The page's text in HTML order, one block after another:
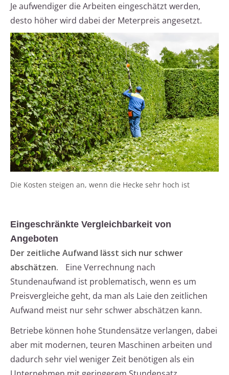
Je aufwendiger die Arbeiten eingeschätzt werden,
desto höher wird dabei der Meterpreis angesetzt.
Die Kosten steigen an, wenn die Hecke sehr hoch ist
Eingeschränkte Vergleichbarkeit von
Angeboten
Der zeitliche Aufwand lässt sich nur schwer
abschätzen.
Eine Verrechnung nach
Stundenaufwand ist problematisch, wenn es um
Preisvergleiche geht, da man als Laie den zeitlichen
Aufwand meist nur sehr schwer abschätzen kann.
Betriebe können hohe Stundensätze verlangen, dabei
aber mit modernen, teuren Maschinen arbeiten und
dadurch sehr viel weniger Zeit benötigen als ein